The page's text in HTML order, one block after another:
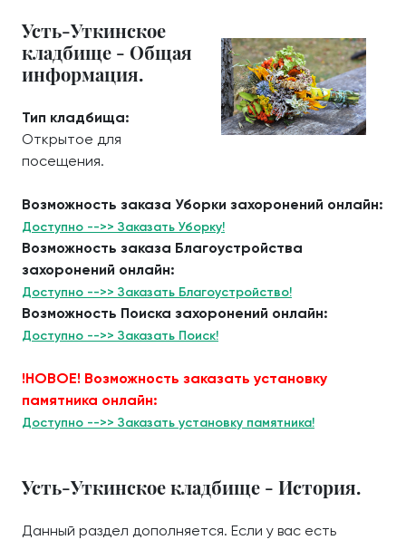
Усть-Уткинское
кладбище - Общая
информация.
Тип кладбища:
Открытое для
посещения.
Возможность заказа Уборки захоронений онлайн:
Доступно -->> Заказать Уборку!
Возможность заказа Благоустройства
захоронений онлайн:
Доступно -->> Заказать Благоустройство!
Возможность Поиска захоронений онлайн:
Доступно -->> Заказать Поиск!
!НОВОЕ! Возможность заказать установку
памятника онлайн:
Доступно -->> Заказать установку памятника!
Усть-Уткинское кладбище - История.
Данный раздел дополняется. Если у вас есть